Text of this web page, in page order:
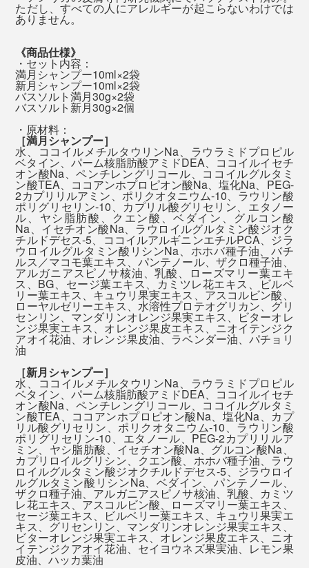
す。
自然の香りをかぐと、私たちが山や森で感じた癒しの体
験とつながって、心地よさを呼び覚ましてくれるそう。
『MANGETSU（満月）』と『SINGETSU（新月）』、
香りの選び方は自由です。好みや気分に合せて、どちら
かの香りを選んだり、月の満ち欠けに合せて使い分けた
り。
大好きな香りで全身を洗いながら、自然ならではの心地
よさを、たっぷり浴びてください。
全身を洗ったら、一気にシャワーで流して終了。洗い流
「泡パック」した髪は、しっとりまとまって、指どおり
なめらか。髪を乾かした後も、しっとり感が続いて、ヘ
アオイルでケアしたようにまとまります。
湯上り後の顔も体も、しっとり。タオルで拭いた後も、
肌がつっぱる感じは、まずありません。
今までのように、化粧水にオイル、クリームと、何重も
塗り重ねるような保湿ケアは、必要ないはずです。
『MANGETSU（満月）』『SINGETSU（新月）』の全
身シャンプーは、年間1,000人以上の髪を扱うトップサ
ロンオーナーを始め、薬剤師やコスメ処方研究員といっ
たエキスパートたちが、試作しては、プロの美容師たち
とともに使用感をチェック。
本当の心地よさのために、50回以上の試作をくり返し
バスソルトと全身シャンプーの使い方を説明したご案内カード入り
発汗作用や、角質を柔らかくして汚れを落としやすくす
るといった高い温浴効果で、全身ホカホカ、肌しっと
り。
本品は、『MANGETSU（満月）』『SINGETSU（新
月）』の全身シャンプー各2袋とバスソルト各2袋のギフ
トセット。自宅だけでなく、旅行や出張、ジムへ持って
いってもちょうどいいサイズです。
シャワーを浴びているうちに、急に、「あ、書き出しは
こうしよう」「こんな言葉があったな」と、アイデアが
心地よい脳のシャワー体験、忙しいあの人に、ぜひ贈っ
てください。
ただし、すべての人にアレルギーが起こらないわけでは
ありません。
《商品仕様》
・セット内容：
満月シャンプー10ml×2袋
新月シャンプー10ml×2袋
バスソルト満月30g×2袋
バスソルト新月30g×2個
・原材料：
［満月シャンプー］
水、ココイルメチルタウリンNa、ラウラミドプロピル
ベタイン、パーム核脂肪酸アミドDEA、ココイルイセチ
オン酸Na、ペンチレングリコール、ココイルグルタミ
ン酸TEA、ココアンホプロピオン酸Na、塩化Na、PEG-
2カプリリルアミン、ポリクオタニウム-10、ラウリン酸
ポリグリセリン-10、カプリル酸グリセリン、エタノー
ル、ヤシ脂肪酸、クエン酸、ベダイン、グルコン酸
Na、イセチオン酸Na、ラウロイルグルタミン酸ジオク
チルドデセス-5、ココイルアルギニンエチルPCA、ジラ
ウロイルグルタミン酸リシンNa、ホホバ種子油、バチ
ルス／マコモ葉エキス、パンテノール、ザクロ種子油、
アルガニアスピノサ核油、乳酸、ローズマリー葉エキ
ス、BG、セージ葉エキス、カミツレ花エキス、ビルベ
リー葉エキス、キュウリ果実エキス、アスコルビン酸、
ローヤルゼリーエキス、水溶性プロテオグリカン、グリ
センリン、マンダリンオレンジ果実エキス、ビターオレ
ンジ果実エキス、オレンジ果皮エキス、ニオイテンジク
アオイ花油、オレンジ果皮油、ラベンダー油、パチョリ
油
［新月シャンプー］
水、ココイルメチルタウリンNa、ラウラミドプロピル
ベタイン、パーム核脂肪酸アミドDEA、ココイルイセチ
オン酸Na、ペンチレングリコール、ココイルグルタミ
ン酸TEA、ココアンホプロピオン酸Na、塩化Na、カプ
リル酸グリセリン、ポリクオタニウム-10、ラウリン酸
ポリグリセリン-10、エタノール、PEG-2カプリリルア
ミン、ヤシ脂肪酸、イセチオン酸Na、グルコン酸Na、
カプリロイルグリシン、クエン酸、ホホバ種子油、ラウ
ロイルグルタミン酸ジオクチルドデセス-5、ジラウロイ
ルグルタミン酸リシンNa、ベダイン、パンテノール、
ザクロ種子油、アルガニアスピノサ核油、乳酸、カミツ
レ花エキス、アスコルビン酸、ローズマリー葉エキス、
セージ葉エキス、ビルベリー葉エキス、キュウリ果実エ
キス、グリセンリン、マンダリンオレンジ果実エキス、
ビターオレンジ果実エキス、オレンジ果皮エキス、ニオ
イテンジクアオイ花油、セイヨウネズ果実油、レモン果
皮油、ハッカ葉油